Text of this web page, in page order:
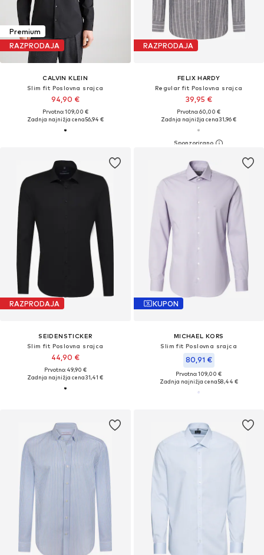
Premium
RAZPRODAJA
CALVIN KLEIN
Slim fit Poslovna srajca
94,90 €
Prvotno: 109,00 €
Zadnja najnižja cena56,94 €
RAZPRODAJA
FELIX HARDY
Regular fit Poslovna srajca
39,95 €
Prvotno: 60,00 €
Zadnja najnižja cena31,96 €
RAZPRODAJA
SEIDENSTICKER
Slim fit Poslovna srajca
44,90 €
Prvotno: 49,90 €
Zadnja najnižja cena31,41 €
KUPON
MICHAEL KORS
Slim fit Poslovna srajca
80,91 €
Prvotno: 109,00 €
Zadnja najnižja cena58,44 €